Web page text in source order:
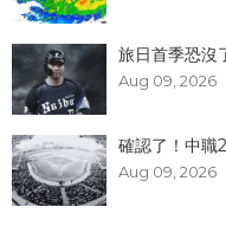
旅日首季恐沒
Aug 09, 2026
確認了！中職
Aug 09, 2026